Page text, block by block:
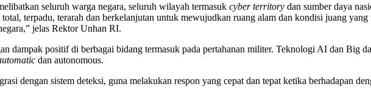
seluruh warga negara, seluruh wilayah termasuk cyber territory dan sumber daya
terpadu, terarah dan berkelanjutan untuk mewujudkan ruang alam dan kondisi juang
jelas Rektor Unhan RI.
dampak positif di berbagai bidang termasuk pada pertahanan militer. Teknologi AI dan Big
dan autonomous.
dengan sistem deteksi, guna melakukan respon yang cepat dan tepat ketika berhadapan